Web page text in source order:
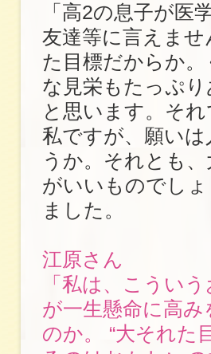
「高2の息子が医
友達等に言えま
た目標だからか
な見栄もたっぷ
と思います。そ
私ですが、願い
うか。それとも
がいいものでし
ました。
江原さん
「私は、こうい
が一生懸命に高
のか。 “大それた